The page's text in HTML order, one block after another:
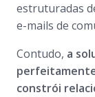
estruturadas
e-mails de
Contudo, a
constrói